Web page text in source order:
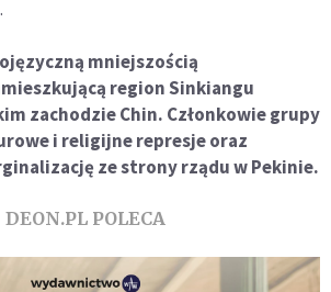
mniejszością
region Sinkiangu
zachodzie Chin. Członkowie grupy
i religijne represje oraz
ze strony rządu w Pekinie.
DEON.PL POLECA